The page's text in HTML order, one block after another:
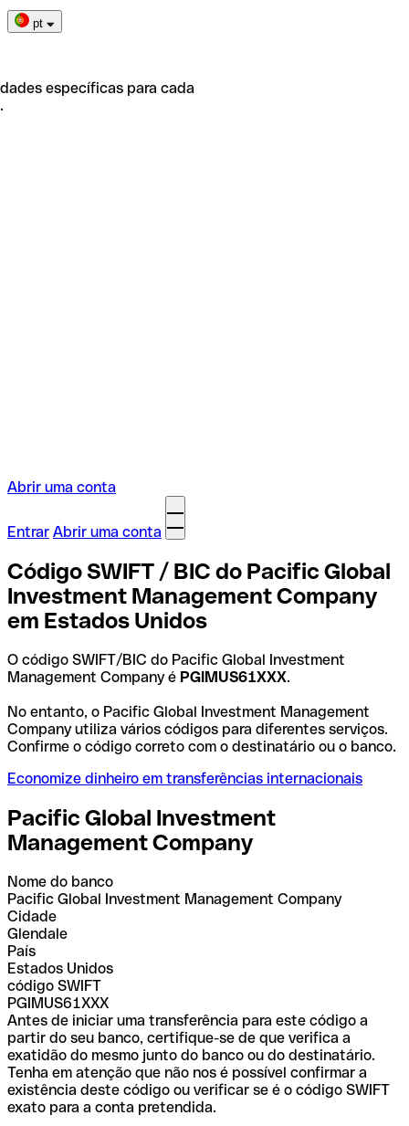
pt
específicas para cada
Abrir uma conta
Entrar Abrir uma conta
Código SWIFT / BIC do Pacific Global
Investment Management Company
em Estados Unidos
O código SWIFT/BIC do Pacific Global Investment
Management Company é PGIMUS61XXX.
No entanto, o Pacific Global Investment Management
Company utiliza vários códigos para diferentes serviços.
Confirme o código correto com o destinatário ou o banco.
Economize dinheiro em transferências internacionais
Pacific Global Investment
Management Company
Nome do banco
Pacific Global Investment Management Company
Cidade
Glendale
País
Estados Unidos
código SWIFT
PGIMUS61XXX
Antes de iniciar uma transferência para este código a
partir do seu banco, certifique-se de que verifica a
exatidão do mesmo junto do banco ou do destinatário.
Tenha em atenção que não nos é possível confirmar a
existência deste código ou verificar se é o código SWIFT
exato para a conta pretendida.